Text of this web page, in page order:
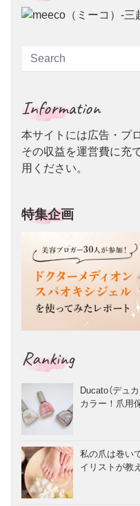
Information
本サイトには広告・プ
その収益を運営費に充
用ください。
特集企画
Ranking
Ducato（デュ
カラー！爪用
私の爪は巻い
イリストが教